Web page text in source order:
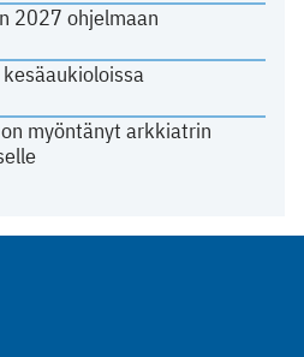
2027 ohjelmaan
myöntänyt arkkiatrin